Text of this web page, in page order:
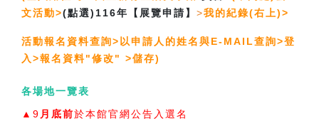
文活動>(點選)116年【展覽申請】 >我的紀錄(右上)>
活動報名資料查詢>以申請人的姓名與E-MAIL查詢>登
入>報名資料"修改" >儲存)
各場地一覽表
▲9 月底前於本館官網公告入選名